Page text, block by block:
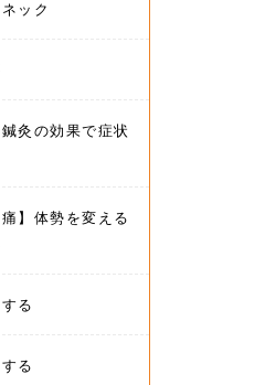
ック
鍼灸の効果で症状
痛】体勢を変える
る
る